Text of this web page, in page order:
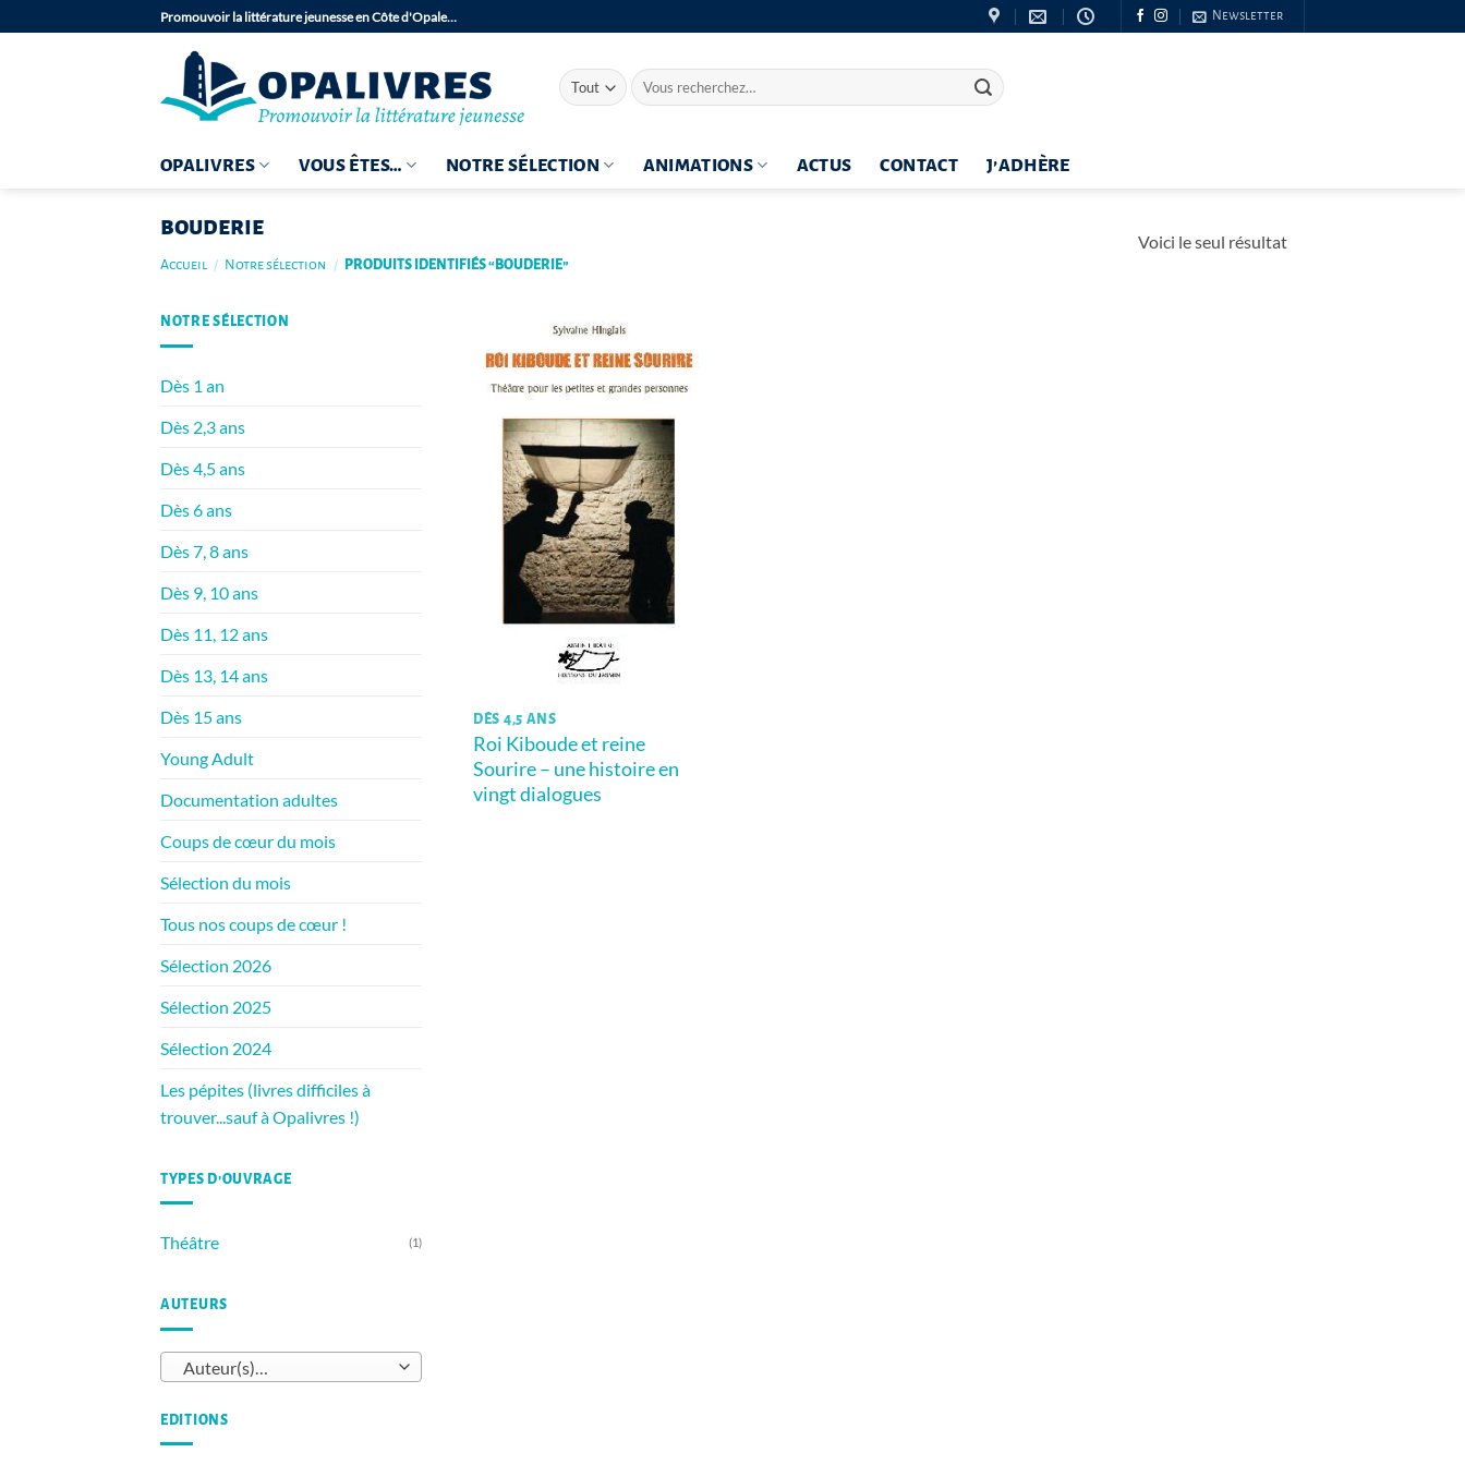
au
Promouvoir la littérature jeunesse en Côte d'Opale… Newsletter
Recherche
pour :
OPALIVRES VOUS ÊTES… NOTRE SÉLECTION ANIMATIONS ACTUS CONTACT J’ADHÈRE
bouderie
Accueil / Notre sélection / PRODUITS IDENTIFIÉS “BOUDERIE”
Voici le seul résultat
NOTRE SÉLECTION
Dès 1 an
Dès 2,3 ans
Dès 4,5 ans
Dès 6 ans
Dès 7, 8 ans
Dès 9, 10 ans
Dès 11, 12 ans
Dès 13, 14 ans
Dès 15 ans
Young Adult
Documentation adultes
Coups de cœur du mois
Sélection du mois
Tous nos coups de cœur !
Sélection 2026
Sélection 2025
Sélection 2024
Les pépites (livres difficiles à
trouver...sauf à Opalivres !)
TYPES D’OUVRAGE
Théâtre (1)
AUTEURS
Auteur(s)…
EDITIONS
DÈS 4,5 ANS
Roi Kiboude et reine
Sourire – une histoire en
vingt dialogues